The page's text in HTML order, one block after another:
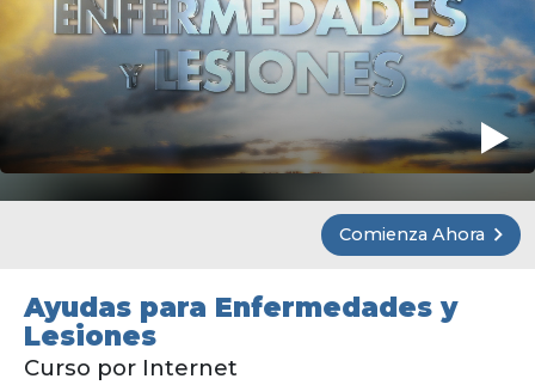
Comienza Ahora
Ayudas para Enfermedades y
Lesiones
Curso por Internet